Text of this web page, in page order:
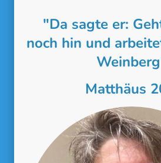
"Da sagte er:
noch hin und
Matthäus